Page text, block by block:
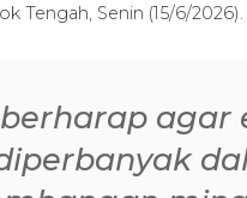
Tengah, Senin (15/6/2026).
berharap